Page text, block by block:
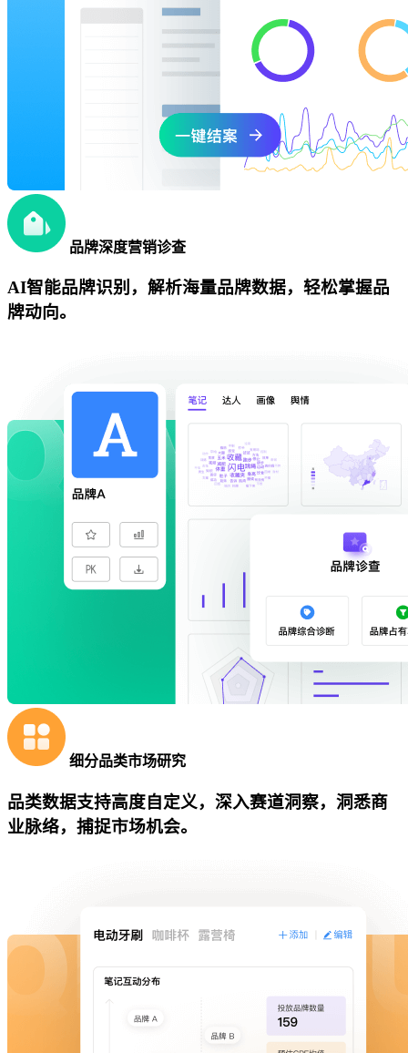
品牌深度营销诊查
AI智能品牌识别，解析海量品牌数据，轻松掌握品
牌动向。
细分品类市场研究
品类数据支持高度自定义，深入赛道洞察，洞悉商
业脉络，捕捉市场机会。